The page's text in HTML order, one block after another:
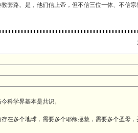
套路。是，他们信上帝，但不信三位一体、不信
科学界基本是共识。
在多个地球，需要多个耶稣拯救，需要多个圣母